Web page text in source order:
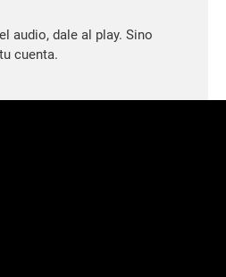
audio, dale al play. Sino
cuenta.